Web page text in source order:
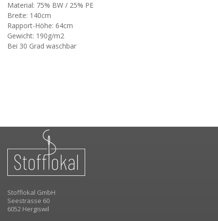
Material: 75% BW / 25% PE
Breite: 140cm
Rapport-Höhe: 64cm
Gewicht: 190g/m2
Bei 30 Grad waschbar
Stofflokal GmbH
Seestrasse 60
6052 Hergiswil